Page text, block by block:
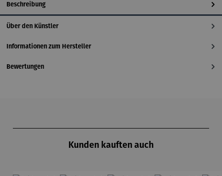
Beschreibung
Über den Künstler
Informationen zum Hersteller
Bewertungen
Kunden kauften auch